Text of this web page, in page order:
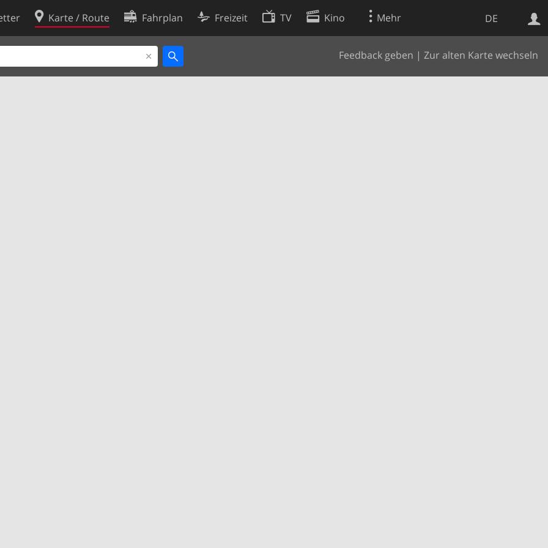
DE
Karte / Route Fahrplan Freizeit TV Kino Mehr
Feedback geben | Zur alten Karte wechseln
Websuche
Cookie-Richtlinie
Cookie-Einstellungen